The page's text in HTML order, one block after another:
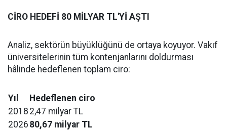
CİRO HEDEFİ 80 MİLYAR TL'Yİ AŞTI
Analiz, sektörün büyüklüğünü de ortaya koyuyor. Vakıf
üniversitelerinin tüm kontenjanlarını doldurması
hâlinde hedeflenen toplam ciro:
Yıl
Hedeflenen ciro
2018 2,47 milyar TL
2026 80,67 milyar TL